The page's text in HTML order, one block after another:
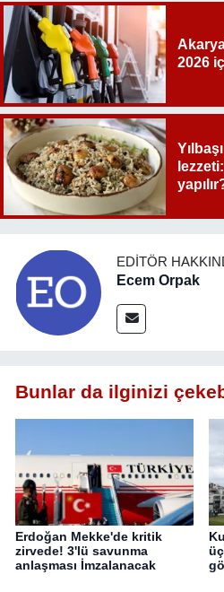
2026
EDITÖR
Ecem Orpak
Bunlar da ilginizi
Erdoğan Mekke'de kritik
zirvede! 3'lü savunma
anlaşması İmzalanacak